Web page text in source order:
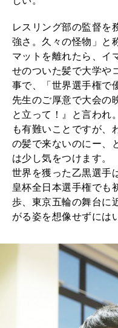
レスリング部の監督を
強さ。久々の怪物」と
マットを離れたら、イ
せのついた髪で大学や
事で、「世界選手権で
先生のご厚意で大会の
と立って！』と言われ
も有難いことですが、
の髪で来ないのにー、
は少し気をつけます。
世界を獲った乙黒選手
皇杯全日本選手権でも
歩、東京五輪の舞台に
がる姿を想像せずには